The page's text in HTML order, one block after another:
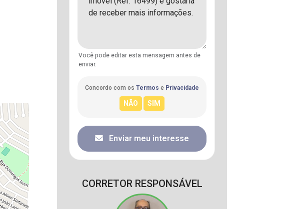
Você pode editar esta mensagem antes de
enviar.
Concordo com os Termos e Privacidade
Enviar meu interesse
CORRETOR RESPONSÁVEL